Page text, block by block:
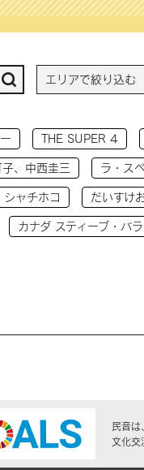
THE SUPER 4
、中西圭三 ラ・ス
シャチホコ だいすけ
カナダ スティーブ・バ
民音は
文化交